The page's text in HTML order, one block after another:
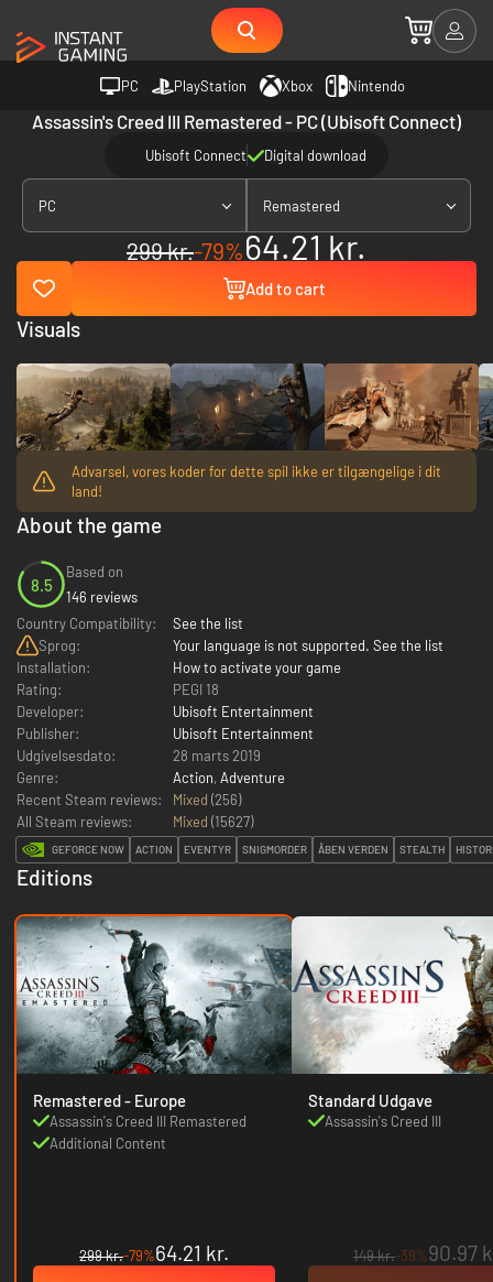
PC PlayStation Xbox Nintendo
Assassin's Creed III Remastered - PC (Ubisoft Connect)
Ubisoft Connect Digital download
PC Remastered
299 kr.-79%64.21 kr.
Add to cart
Advarsel, vores koder for dette spil ikke er tilgængelige i dit
land!
About the game
8.5
Based on
146 reviews
Country Compatibility:
See the list
Sprog:
Your language is not supported. See the list
Installation:
How to activate your game
Rating:
PEGI 18
Developer:
Ubisoft Entertainment
Publisher:
Ubisoft Entertainment
Udgivelsesdato:
28 marts 2019
Genre:
Action, Adventure
Recent Steam reviews:
Mixed (256)
All Steam reviews:
Mixed (15627)
GEFORCE NOW ACTION EVENTYR SNIGMORDER ÅBEN VERDEN STEALTH
Editions
Remastered - Europe
Assassin's Creed III Remastered
Additional Content
299 kr.-79%64.21 kr.
Standard Udgave
Assassin's Creed III
149 kr.-39%90.97
Visuals